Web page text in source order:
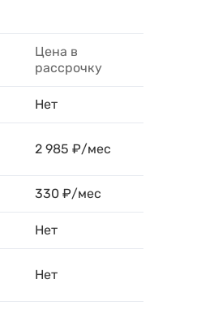
Цена в
рассрочку
Нет
2 985 ₽/мес
330 ₽/мес
Нет
Нет